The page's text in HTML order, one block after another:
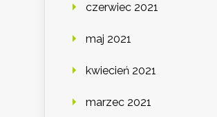
czerwiec 2021
maj 2021
kwiecień 2021
marzec 2021